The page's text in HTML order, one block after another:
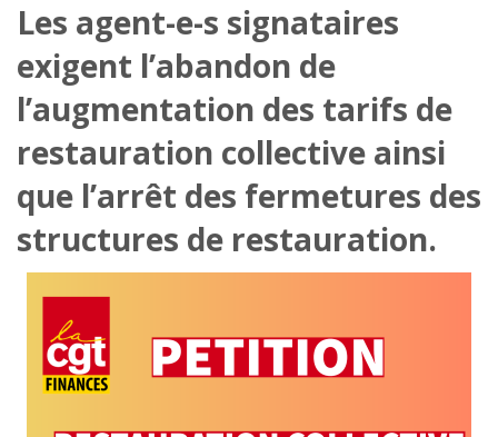
Les agent-e-s signataires
exigent l’abandon de
l’augmentation des tarifs de
restauration collective ainsi
que l’arrêt des fermetures des
structures de restauration.